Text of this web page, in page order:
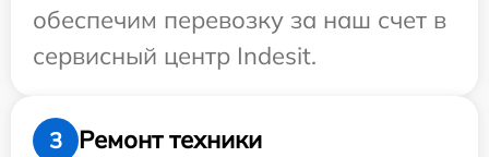
обеспечим перевозку за наш счет в
сервисный центр Indesit.
3 Ремонт техники